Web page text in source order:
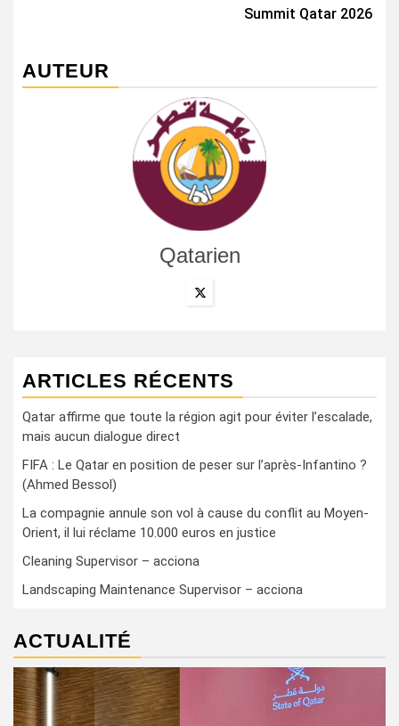
Summit Qatar 2026
AUTEUR
Qatarien
ARTICLES RÉCENTS
Qatar affirme que toute la région agit pour éviter l’escalade,
mais aucun dialogue direct
FIFA : Le Qatar en position de peser sur l’après-Infantino ?
(Ahmed Bessol)
La compagnie annule son vol à cause du conflit au Moyen-
Orient, il lui réclame 10.000 euros en justice
Cleaning Supervisor – acciona
Landscaping Maintenance Supervisor – acciona
ACTUALITÉ